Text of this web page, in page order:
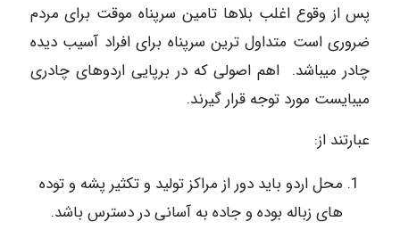
پس از وقوع اغلب بلاها تامین سرپناه موقت برای مردم
ضروری است متداول ترین سرپناه برای افراد آسیب دیده
چادر میباشد. اهم اصولی که در برپایی اردوهای چادری
میبایست مورد توجه قرار گیرند.
عبارتند از:
محل اردو باید دور از مراکز تولید و تکثیر پشه و توده
های زباله بوده و جاده به آسانی در دسترس باشد.